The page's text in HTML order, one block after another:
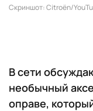
Скриншот: Citroën/
В сети
необычный
оправе,